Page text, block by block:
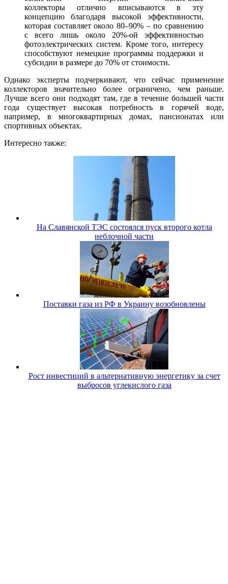
коллекторы отлично вписываются в эту
концепцию благодаря высокой эффективности,
которая составляет около 80–90% – по сравнению
с всего лишь около 20%-ой эффективностью
фотоэлектрических систем. Кроме того, интересу
способствуют немецкие программы поддержки и
субсидии в размере до 70% от стоимости.
Однако эксперты подчеркивают, что сейчас применение
коллекторов значительно более ограничено, чем раньше.
Лучше всего они подходят там, где в течение большей части
года существует высокая потребность в горячей воде,
например, в многоквартирных домах, пансионатах или
спортивных объектах.
Интересно также:
На Славянской ТЭС состоялся пуск второго котла
неблочной части
Поставки газа из РФ в Украину возобновлены
Рост инвестиций в альтернативную энергетику за счет
выбросов углекислого газа